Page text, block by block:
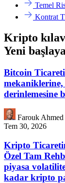
Temel
Kontrat
Kripto
Yeni
Bitcoin Ticareti
derinlemesine
Farouk Ahmed
Tem 30, 2026
Kripto
Özel Tam
piyasa
kadar kripto